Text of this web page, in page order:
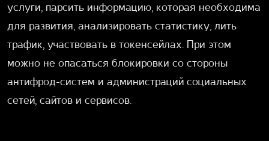
услуги, парсить информацию, которая необходима
для развития, анализировать статистику, лить
трафик, участвовать в токенсейлах. При этом
можно не опасаться блокировки со стороны
антифрод-систем и администраций социальных
сетей, сайтов и сервисов.